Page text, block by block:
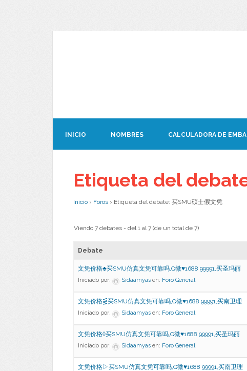
INICIO NOMBRES CALCULADORA DE
Etiqueta del
Inicio › Foros › Etiqueta del debate: 买SMU硕士假文凭
Viendo 7 debates - del 1 al 7 (de un total de 7)
Debate
文凭价格♣买SMU仿真文凭可靠吗,Q微♥1688 99991,买圣玛丽
Iniciado por: Sidaamyas en: Foro General
文凭价格⋚买SMU仿真文凭可靠吗,Q微♥1688 99991,买南卫理
Iniciado por: Sidaamyas en: Foro General
文凭价格◊买SMU仿真文凭可靠吗,Q微♥1688 99991,买圣玛丽
Iniciado por: Sidaamyas en: Foro General
文凭价格▷买SMU仿真文凭可靠吗,Q微♥1688 99991,买南卫理